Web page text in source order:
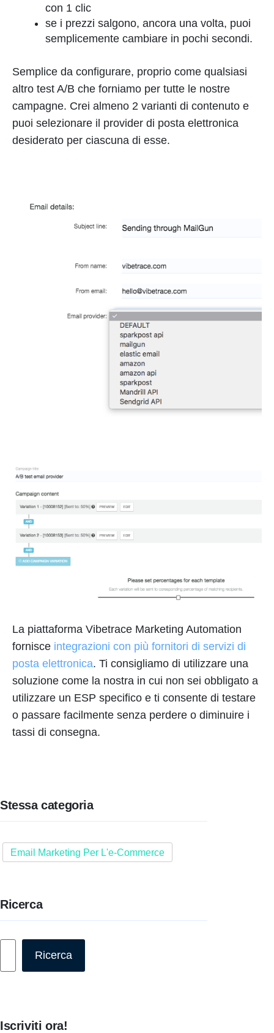
con 1 clic
se i prezzi salgono, ancora una volta, puoi
semplicemente cambiare in pochi secondi.
Semplice da configurare, proprio come qualsiasi
altro test A/B che forniamo per tutte le nostre
campagne. Crei almeno 2 varianti di contenuto e
puoi selezionare il provider di posta elettronica
desiderato per ciascuna di esse.
La piattaforma Vibetrace Marketing Automation
fornisce integrazioni con più fornitori di servizi di
posta elettronica. Ti consigliamo di utilizzare una
soluzione come la nostra in cui non sei obbligato a
utilizzare un ESP specifico e ti consente di testare
o passare facilmente senza perdere o diminuire i
tassi di consegna.
Stessa categoria
Email Marketing Per L'e-Commerce
Ricerca
Ricerca
Iscriviti ora!